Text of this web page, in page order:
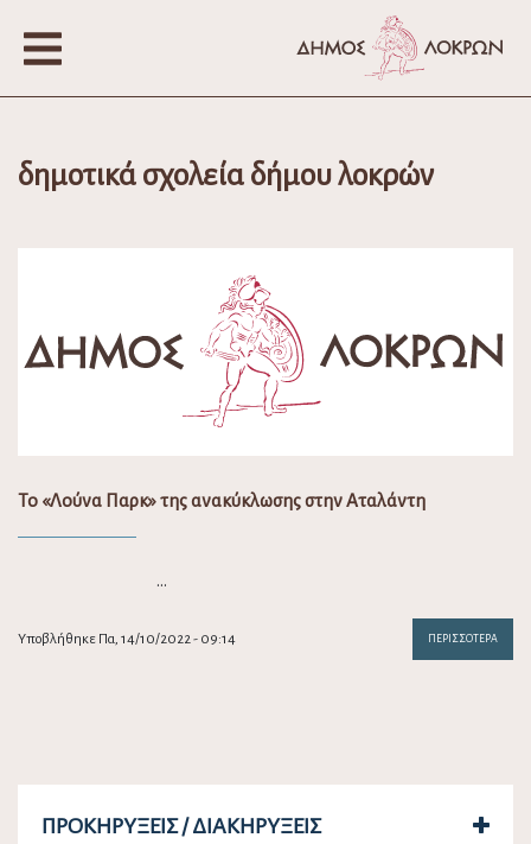
δημοτικά σχολεία δήμου λοκρών
Το «Λούνα Παρκ» της ανακύκλωσης στην Αταλάντη
…
Υποβλήθηκε Πα, 14/10/2022 - 09:14 ΠΕΡΙΣΣΌΤΕΡΑ
ΠΡΟΚΗΡΎΞΕΙΣ / ΔΙΑΚΗΡΎΞΕΙΣ